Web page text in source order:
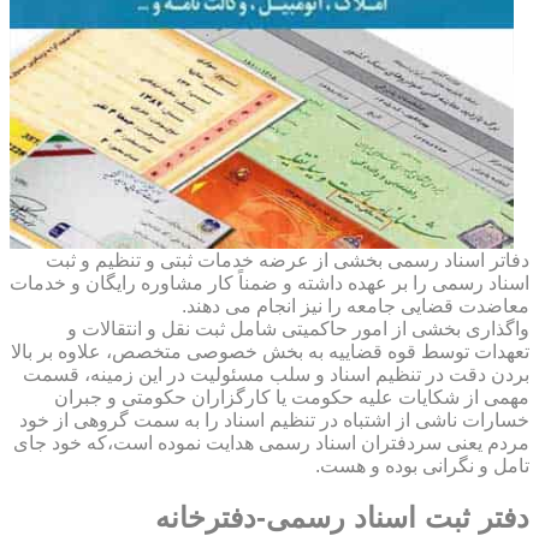
دفاتر اسناد رسمی بخشی از عرضه خدمات ثبتی و تنظیم و ثبت
اسناد رسمی را بر عهده داشته و ضمناً کار مشاوره رایگان و خدمات
معاضدت قضایی جامعه را نیز انجام می دهند.
واگذاری بخشی از امور حاکمیتی شامل ثبت نقل و انتقالات و
تعهدات توسط قوه قضاییه به بخش خصوصی متخصص، علاوه بر بالا
بردن دقت در تنظیم اسناد و سلب مسئولیت در این زمینه، قسمت
مهمی از شکایات علیه حکومت یا کارگزاران حکومتی و جبران
خسارات ناشی از اشتباه در تنظیم اسناد را به سمت گروهی از خود
مردم یعنی سردفتران اسناد رسمی هدایت نموده است،که خود جای
تامل و نگرانی بوده و هست.
دفتر ثبت اسناد رسمی-دفترخانه